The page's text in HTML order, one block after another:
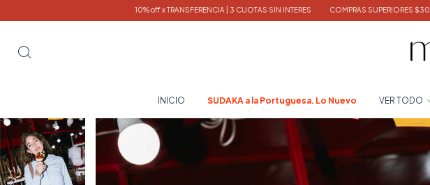
10% off x TRANSFERENCIA | 3 CUOTAS SIN INTERES COMPRAS SUPERIORES $300.000 TOTE BAG DE REGALO
INICIO SUDAKA a la Portuguesa. Lo Nuevo VER TODO